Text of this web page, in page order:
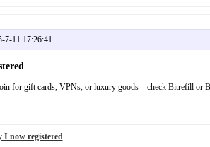
11 17:26:41
for gift cards, VPNs, or luxury goods—check Bitrefill or
I now registered